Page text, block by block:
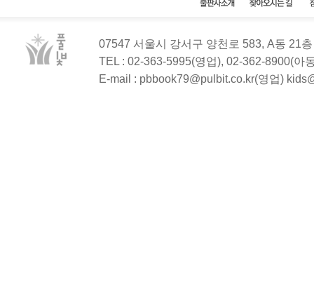
07547 서울시 강서구 양천로 583, A동 21
TEL : 02-363-5995(영업), 02-362-8900(아
E-mail : pbbook79@pulbit.co.kr(영업)